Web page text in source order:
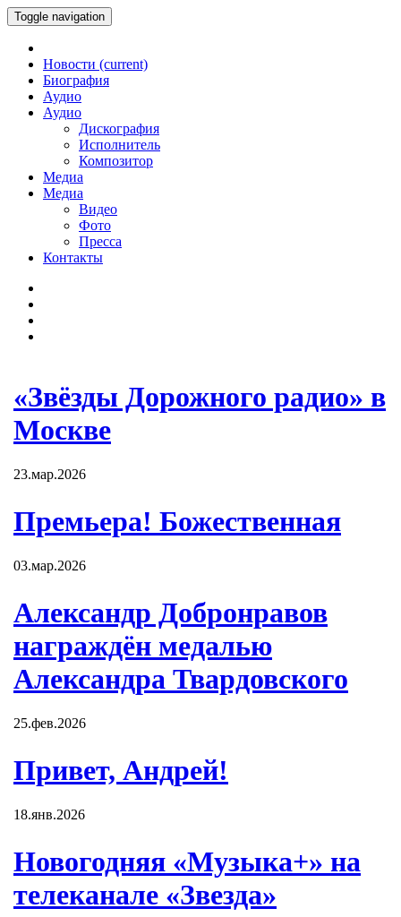
Toggle navigation
Новости (current)
Биография
Аудио
Аудио
Дискография
Исполнитель
Композитор
Медиа
Медиа
Видео
Фото
Пресса
Контакты
«Звёзды Дорожного радио» в
Москве
23.мар.2026
Премьера! Божественная
03.мар.2026
Александр Добронравов
награждён медалью
Александра Твардовского
25.фев.2026
Привет, Андрей!
18.янв.2026
Новогодняя «Музыка+» на
телеканале «Звезда»